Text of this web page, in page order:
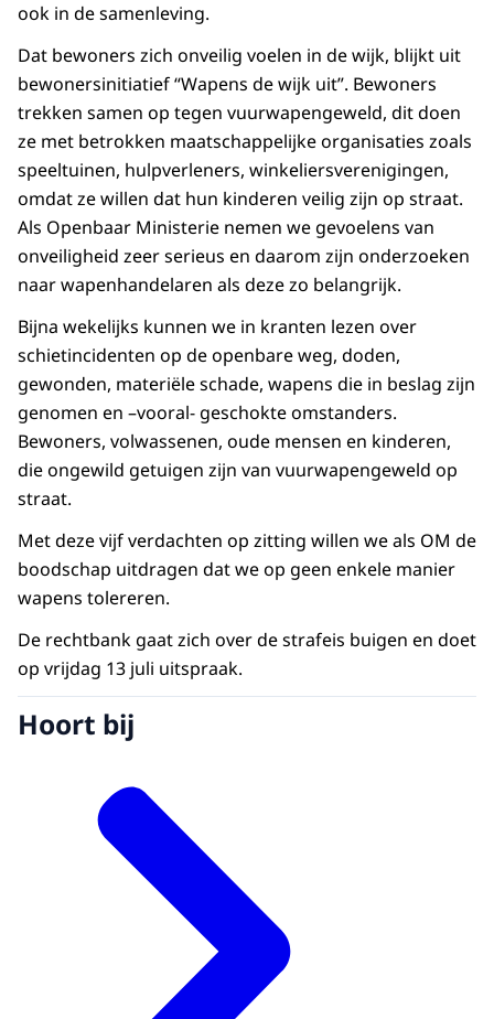
ook in de samenleving.
Dat bewoners zich onveilig voelen in de wijk, blijkt uit
bewonersinitiatief “Wapens de wijk uit”. Bewoners
trekken samen op tegen vuurwapengeweld, dit doen
ze met betrokken maatschappelijke organisaties zoals
speeltuinen, hulpverleners, winkeliersverenigingen,
omdat ze willen dat hun kinderen veilig zijn op straat.
Als Openbaar Ministerie nemen we gevoelens van
onveiligheid zeer serieus en daarom zijn onderzoeken
naar wapenhandelaren als deze zo belangrijk.
Bijna wekelijks kunnen we in kranten lezen over
schietincidenten op de openbare weg, doden,
gewonden, materiële schade, wapens die in beslag zijn
genomen en –vooral- geschokte omstanders.
Bewoners, volwassenen, oude mensen en kinderen,
die ongewild getuigen zijn van vuurwapengeweld op
straat.
Met deze vijf verdachten op zitting willen we als OM de
boodschap uitdragen dat we op geen enkele manier
wapens tolereren.
De rechtbank gaat zich over de strafeis buigen en doet
op vrijdag 13 juli uitspraak.
Hoort bij